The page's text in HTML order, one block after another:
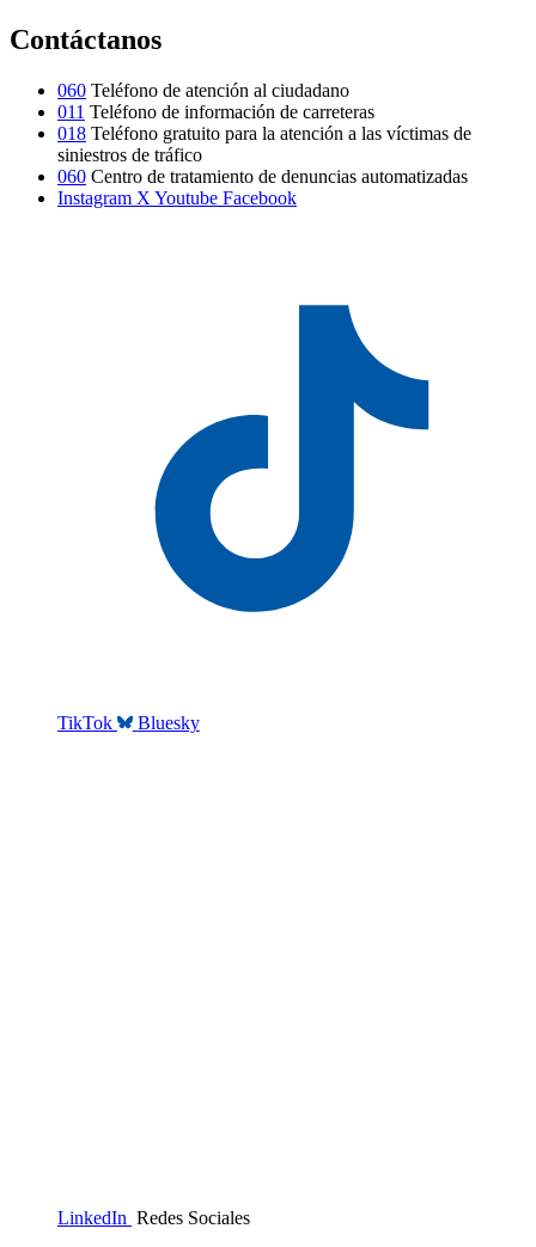
Contáctanos
060 Teléfono de atención al ciudadano
011 Teléfono de información de carreteras
018 Teléfono gratuito para la atención a las víctimas de
siniestros de tráfico
060 Centro de tratamiento de denuncias automatizadas
Instagram X Youtube Facebook
TikTok Bluesky
LinkedIn Redes Sociales